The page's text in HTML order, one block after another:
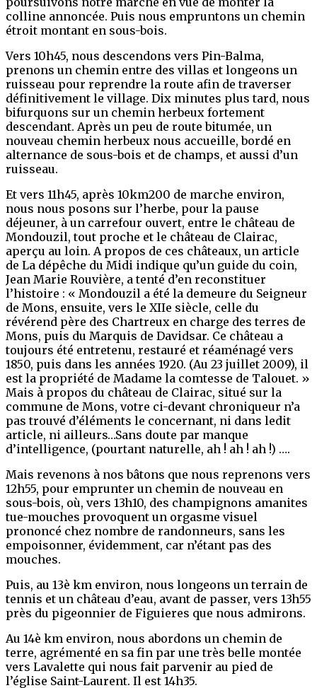
colline annoncée. Puis nous empruntons un chemin
étroit montant en sous-bois.
Vers 10h45, nous descendons vers Pin-Balma,
prenons un chemin entre des villas et longeons un
ruisseau pour reprendre la route afin de traverser
définitivement le village. Dix minutes plus tard, nous
bifurquons sur un chemin herbeux fortement
descendant. Après un peu de route bitumée, un
nouveau chemin herbeux nous accueille, bordé en
alternance de sous-bois et de champs, et aussi d’un
ruisseau.
Et vers 11h45, après 10km200 de marche environ,
nous nous posons sur l’herbe, pour la pause
déjeuner, à un carrefour ouvert, entre le château de
Mondouzil, tout proche et le château de Clairac,
aperçu au loin. A propos de ces châteaux, un article
de La dépêche du Midi indique qu’un guide du coin,
Jean Marie Rouvière, a tenté d’en reconstituer
l’histoire : « Mondouzil a été la demeure du Seigneur
de Mons, ensuite, vers le XIIe siècle, celle du
révérend père des Chartreux en charge des terres de
Mons, puis du Marquis de Davidsar. Ce château a
toujours été entretenu, restauré et réaménagé vers
1850, puis dans les années 1920. (Au 23 juillet 2009), il
est la propriété de Madame la comtesse de Talouet. »
Mais à propos du château de Clairac, situé sur la
commune de Mons, votre ci-devant chroniqueur n’a
pas trouvé d’éléments le concernant, ni dans ledit
article, ni ailleurs…Sans doute par manque
d’intelligence, (pourtant naturelle, ah ! ah ! ah !) ….
Mais revenons à nos bâtons que nous reprenons vers
12h55, pour emprunter un chemin de nouveau en
sous-bois, où, vers 13h10, des champignons amanites
tue-mouches provoquent un orgasme visuel
prononcé chez nombre de randonneurs, sans les
empoisonner, évidemment, car n’étant pas des
mouches.
Puis, au 13è km environ, nous longeons un terrain de
tennis et un château d’eau, avant de passer, vers 13h55
près du pigeonnier de Figuieres que nous admirons.
Au 14è km environ, nous abordons un chemin de
terre, agrémenté en sa fin par une très belle montée
vers Lavalette qui nous fait parvenir au pied de
l’église Saint-Laurent. Il est 14h35.